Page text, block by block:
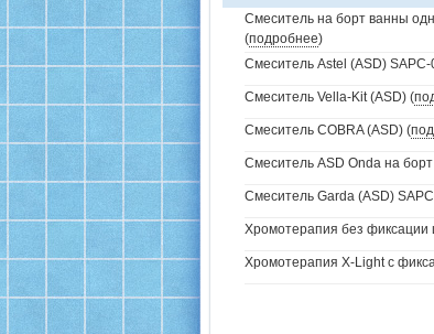
Смеситель на борт ванны
(подробнее)
Смеситель Astel (ASD) SAPC-
Смеситель Vella-Kit (ASD) (
Смеситель COBRA (ASD) (
Смеситель ASD Onda на
Смеситель Garda (ASD)
Хромотерапия без фиксации
Хромотерапия X-Light с